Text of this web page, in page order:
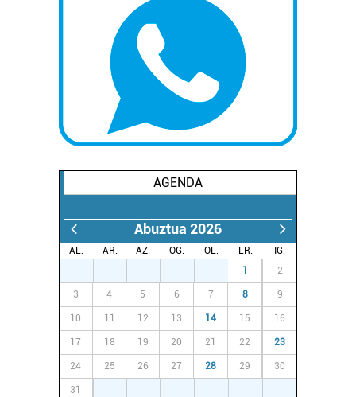
AGENDA
Abuztua 2026
AL. AR. AZ. OG. OL. LR.
IG.
1 2
3 4 5 6 7 8 9
10 11 12 13 14 15 16
17 18 19 20 21 22 23
24 25 26 27 28 29 30
31